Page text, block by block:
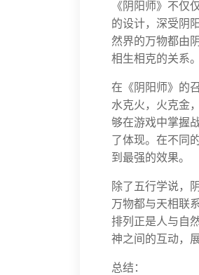
《阴阳师》不仅
的设计，深受阴
然界的万物都由
相生相克的关系。
在《阴阳师》的
水克火，火克金
够在游戏中掌握
了体现。在不同
到最强的效果。
除了五行学说，
万物都与天相联
排列正是人与自
神之间的互动，
总结：